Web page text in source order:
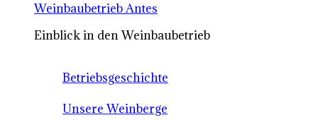
Weinbaubetrieb Antes
Einblick in den Weinbaubetrieb
Betriebsgeschichte
Unsere Weinberge